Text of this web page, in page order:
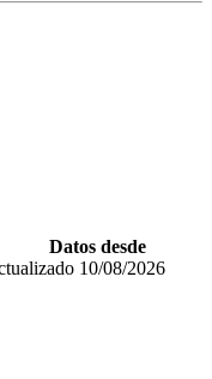
Datos desde
10/08/2026